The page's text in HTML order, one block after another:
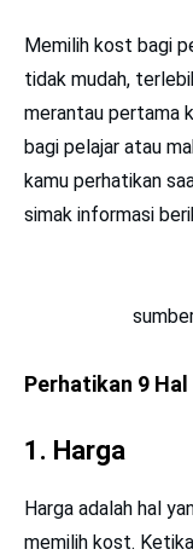
Memilih kost bagi
tidak mudah,
merantau pertama
bagi pelajar atau
kamu perhatikan
simak informasi
Perhatikan 9
1. Harga
Harga adalah hal
memilih kost.